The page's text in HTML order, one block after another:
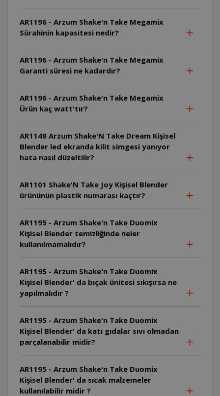
AR1196 - Arzum Shake'n Take Megamix
Sürahinin kapasitesi nedir?
AR1196 - Arzum Shake'n Take Megamix
Garanti süresi ne kadardır?
AR1196 - Arzum Shake'n Take Megamix
Ürün kaç watt'tır?
AR1148 Arzum Shake'N Take Dream Kişisel
Blender led ekranda kilit simgesi yanıyor
hata nasıl düzeltilir?
AR1101 Shake'N Take Joy Kişisel Blender
ürününün plastik numarası kaçtır?
AR1195 - Arzum Shake'n Take Duomix
Kişisel Blender temizliğinde neler
kullanılmamalıdır?
AR1195 - Arzum Shake'n Take Duomix
Kişisel Blender' da bıçak ünitesi sıkışırsa ne
yapılmalıdır ?
AR1195 - Arzum Shake'n Take Duomix
Kişisel Blender' da katı gıdalar sıvı olmadan
parçalanabilir midir?
AR1195 - Arzum Shake'n Take Duomix
Kişisel Blender' da sıcak malzemeler
kullanılabilir midir ?